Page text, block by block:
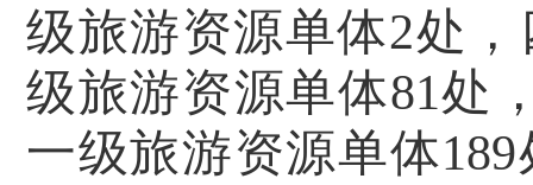
级旅游资源单体2处，
级旅游资源单体81处
一级旅游资源单体189